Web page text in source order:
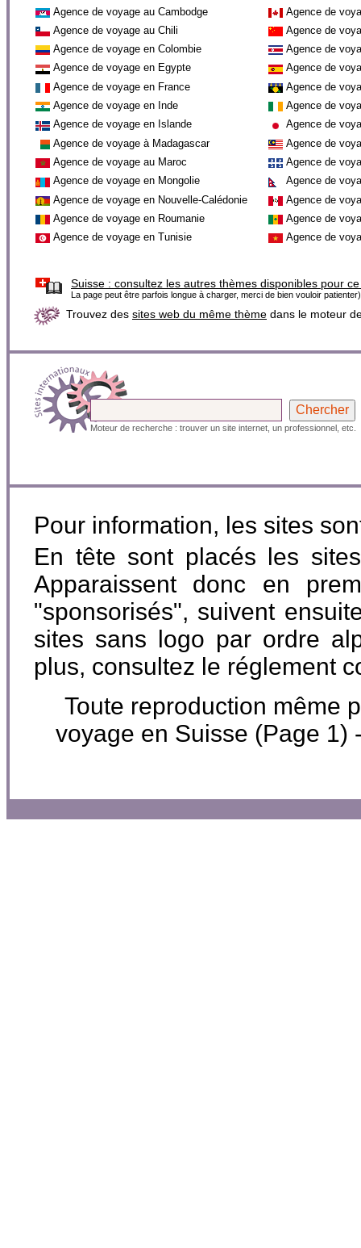
Agence de voyage au Cambodge
Agence de
Agence de voyage au Chili
Agence de
Agence de voyage en Colombie
Agence de
Agence de voyage en Egypte
Agence de
Agence de voyage en France
Agence de
Agence de voyage en Inde
Agence de
Agence de voyage en Islande
Agence de
Agence de voyage à Madagascar
Agence de
Agence de voyage au Maroc
Agence de
Agence de voyage en Mongolie
Agence de
Agence de voyage en Nouvelle-Calédonie
Agence de
Agence de voyage en Roumanie
Agence de
Agence de voyage en Tunisie
Agence de
Suisse : consultez les autres thèmes disponibles pour
La page peut être parfois longue à charger, merci de bien vouloir patienter)
Trouvez des sites web du même thème dans le moteur
Moteur de recherche : trouver un site internet, un professionnel, etc.
Pour information, les sites
En tête sont placés les
Apparaissent donc en
"sponsorisés", suivent
sites sans logo par ordre
plus, consultez le réglement
Toute reproduction même
voyage en Suisse (Page 1)